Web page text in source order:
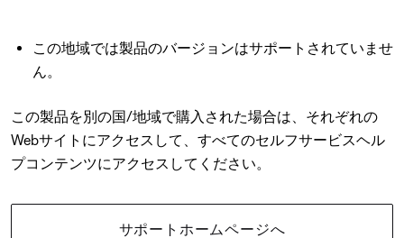
この地域では製品のバージョンはサポートされていませ
ん。
この製品を別の国/地域で購入された場合は、それぞれの
Webサイトにアクセスして、すべてのセルフサービスヘル
プコンテンツにアクセスしてください。
サポートホームページへ